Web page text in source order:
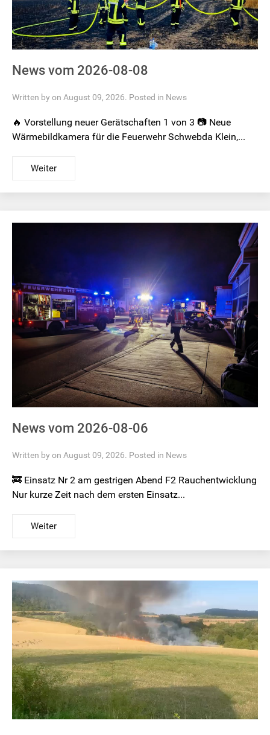
News vom 2026-08-08
Written by on August 09, 2026. Posted in News
🔥 Vorstellung neuer Gerätschaften 1 von 3 📷 Neue
Wärmebildkamera für die Feuerwehr Schwebda Klein,...
Weiter
News vom 2026-08-06
Written by on August 09, 2026. Posted in News
🚒 Einsatz Nr 2 am gestrigen Abend F2 Rauchentwicklung
Nur kurze Zeit nach dem ersten Einsatz...
Weiter